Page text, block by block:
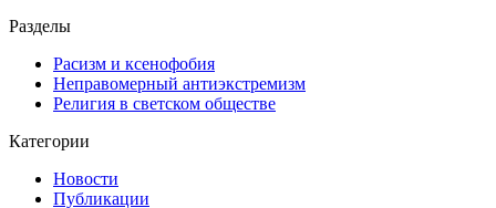
Разделы
Расизм и ксенофобия
Неправомерный антиэкстремизм
Религия в светском обществе
Категории
Новости
Публикации